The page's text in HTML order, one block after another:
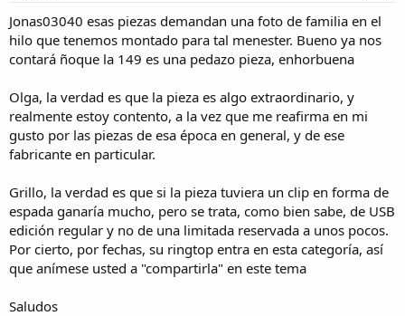
Jonas03040 esas piezas demandan una foto de familia en el
hilo que tenemos montado para tal menester. Bueno ya nos
contará ñoque la 149 es una pedazo pieza, enhorbuena
Olga, la verdad es que la pieza es algo extraordinario, y
realmente estoy contento, a la vez que me reafirma en mi
gusto por las piezas de esa época en general, y de ese
fabricante en particular.
Grillo, la verdad es que si la pieza tuviera un clip en forma de
espada ganaría mucho, pero se trata, como bien sabe, de USB
edición regular y no de una limitada reservada a unos pocos.
Por cierto, por fechas, su ringtop entra en esta categoría, así
que anímese usted a "compartirla" en este tema
Saludos